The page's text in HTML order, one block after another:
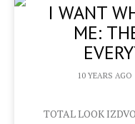
I WANT
ME:
10 YEARS AGO
TOTAL LOOK